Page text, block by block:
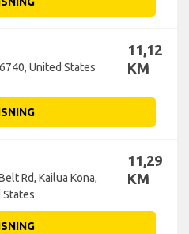
United States
11,12
KM
Rd, Kailua Kona,
States
11,29
KM